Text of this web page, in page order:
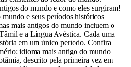
do mundo e como eles surgiram!
e seus períodos históricos
mais antigos do mundo incluem o
e a Língua Avéstica. Cada uma
em um único período. Confira
idioma mais antigo do mundo
descrito pela primeira vez em